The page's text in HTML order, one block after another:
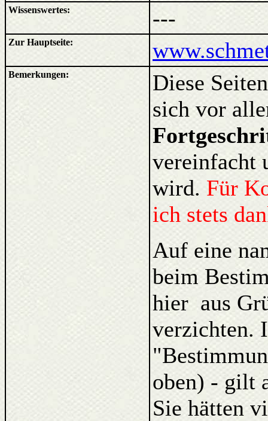
Wissenswertes: ---
Zur Hauptseite:
Bemerkungen:
Diese
sich vor
vereinfacht
wird. Für
ich stets
Auf eine
beim
hier aus
verzichten.
oben) - gilt
Sie hätten